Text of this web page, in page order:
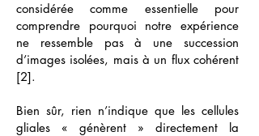
considérée comme essentielle pour
comprendre pourquoi notre expérience
ne ressemble pas à une succession
d’images isolées, mais à un flux cohérent
[2].
Bien sûr, rien n’indique que les cellules
gliales « génèrent » directement la